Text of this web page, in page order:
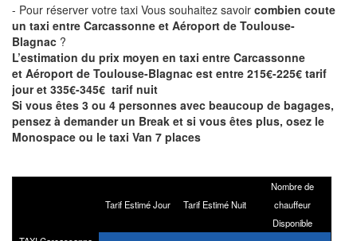
- Pour réserver votre taxi Vous souhaitez savoir combien coute
un taxi entre Carcassonne et Aéroport de Toulouse-
Blagnac ?
L’estimation du prix moyen en taxi entre Carcassonne
et Aéroport de Toulouse-Blagnac est entre 215€-225€ tarif
jour et 335€-345€ tarif nuit
Si vous êtes 3 ou 4 personnes avec beaucoup de bagages,
pensez à demander un Break et si vous êtes plus, osez le
Monospace ou le taxi Van 7 places
Tarif Estimé Jour Tarif Estimé Nuit
Nombre de
chauffeur
Disponible